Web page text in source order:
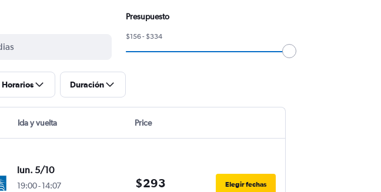
Presupuesto
$156 - $334
Horarios Duración
Ida y vuelta Price
lun. 5/10
19:00-14:07
$293 Elegir fechas